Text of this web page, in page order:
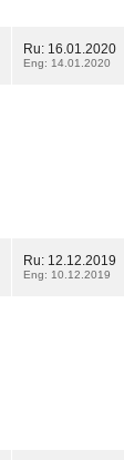
Ru: 16.01.2020
Eng: 14.01.2020
Ru: 12.12.2019
Eng: 10.12.2019